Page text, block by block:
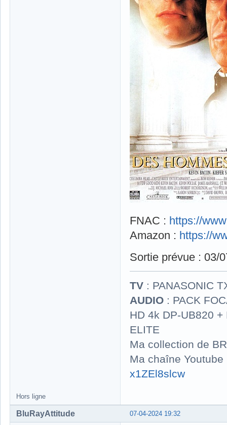
FNAC : https://
Amazon : https://
Sortie prévue : 03/
TV : PANASONIC
AUDIO : PACK
HD 4k DP-UB820
ELITE
Ma collection de
Ma chaîne
x1ZEl8slcw
Hors ligne
07-04-2024 19:32
BluRayAttitude